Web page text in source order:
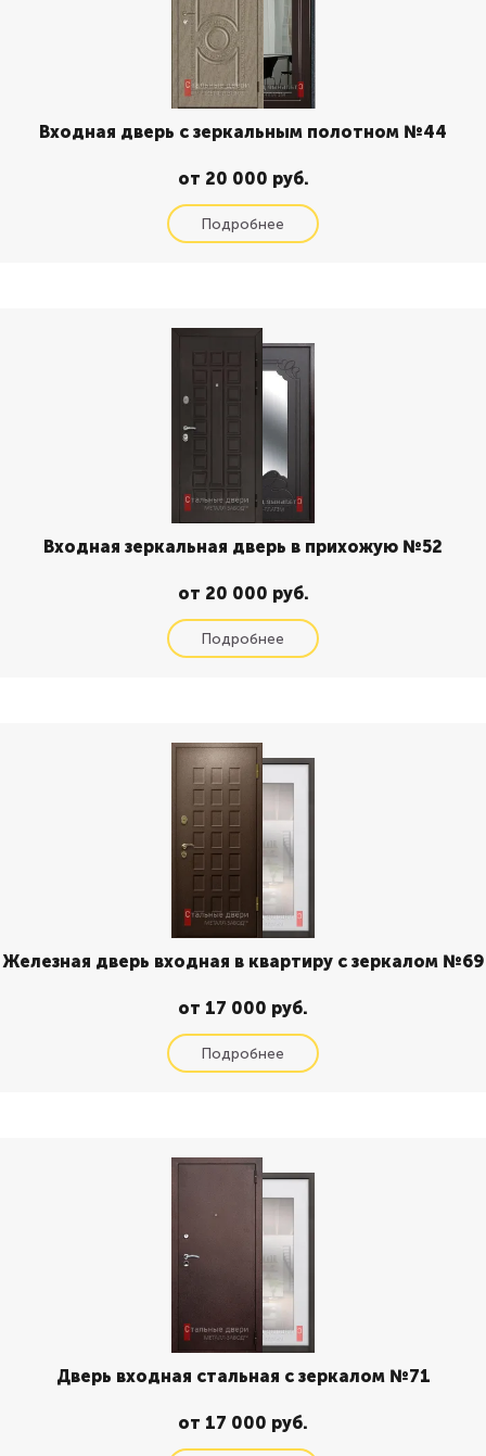
Входная дверь с зеркальным полотном №44
от 20 000 руб.
Входная зеркальная дверь в прихожую №52
от 20 000 руб.
Железная дверь входная в квартиру с зеркалом №69
от 17 000 руб.
Дверь входная стальная с зеркалом №71
от 17 000 руб.